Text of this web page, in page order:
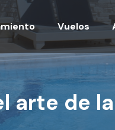
Vuelos
arte de